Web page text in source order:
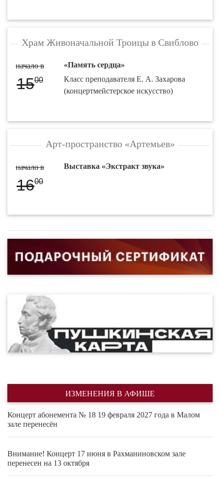
Храм Живоначальной Троицы в Свиблово
начало в
1500
«Память сердца»
Класс преподавателя Е. А. Захарова
(концертмейстерское искусство)
Арт-пространство «Артемьев»
начало в
1600
Выставка «Экстракт звука»
ИЗМЕНЕНИЯ В АФИШЕ
Концерт абонемента № 18 19 февраля 2027 года в Малом
зале перенесён
Внимание! Концерт 17 июня в Рахманиновском зале
перенесен на 13 октября